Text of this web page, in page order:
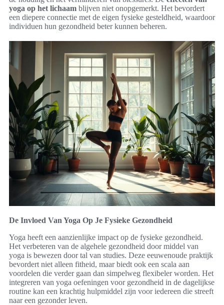
yoga op het lichaam blijven niet onopgemerkt. Het bevordert
een diepere connectie met de eigen fysieke gesteldheid, waardoor
individuen hun gezondheid beter kunnen beheren.
De Invloed Van Yoga Op Je Fysieke Gezondheid
Yoga heeft een aanzienlijke impact op de fysieke gezondheid.
Het verbeteren van de algehele gezondheid door middel van
yoga is bewezen door tal van studies. Deze eeuwenoude praktijk
bevordert niet alleen fitheid, maar biedt ook een scala aan
voordelen die verder gaan dan simpelweg flexibeler worden. Het
integreren van yoga oefeningen voor gezondheid in de dagelijkse
routine kan een krachtig hulpmiddel zijn voor iedereen die streeft
naar een gezonder leven.